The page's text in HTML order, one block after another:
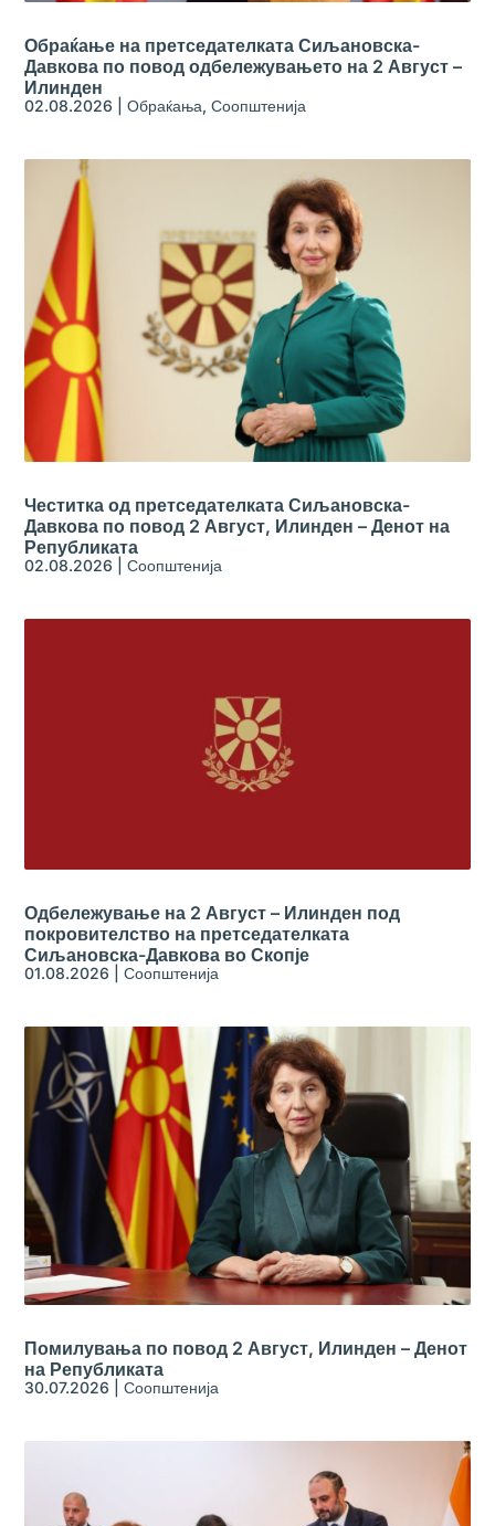
Обраќање на претседателката Сиљановска-
Давкова по повод одбележувањето на 2 Август –
Илинден
02.08.2026 |Обраќања,Соопштенија
Честитка од претседателката Сиљановска-
Давкова по повод 2 Август, Илинден – Денот на
Републиката
02.08.2026 |Соопштенија
Одбележување на 2 Август – Илинден под
покровителство на претседателката
Сиљановска-Давкова во Скопје
01.08.2026 |Соопштенија
Помилувања по повод 2 Август, Илинден – Денот
на Републиката
30.07.2026 |Соопштенија